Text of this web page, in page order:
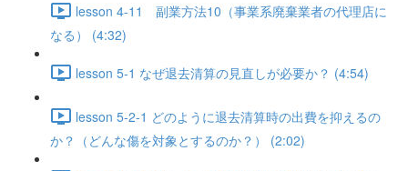
lesson 4-11 副業方法10（事業系廃棄業者の代理店に
なる） (4:32)
lesson 5-1 なぜ退去清算の見直しが必要か？ (4:54)
lesson 5-2-1 どのように退去清算時の出費を抑えるの
か？（どんな傷を対象とするのか？） (2:02)